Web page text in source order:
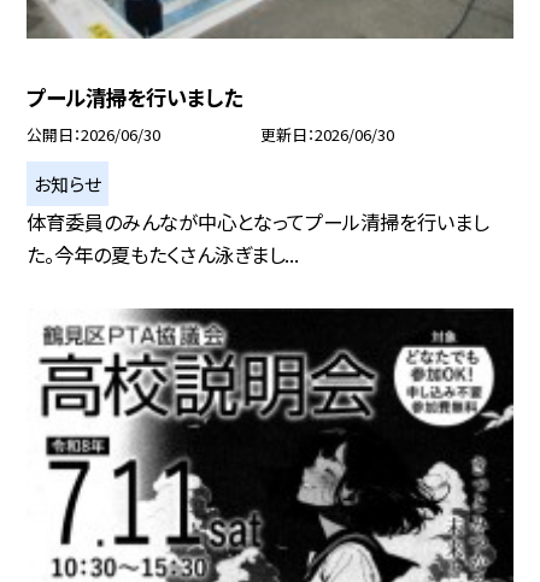
プール清掃を行いました
公開日 2026/06/30 更新日 2026/06/30
お知らせ
体育委員のみんなが中心となってプール清掃を行いまし
た。今年の夏もたくさん泳ぎまし...